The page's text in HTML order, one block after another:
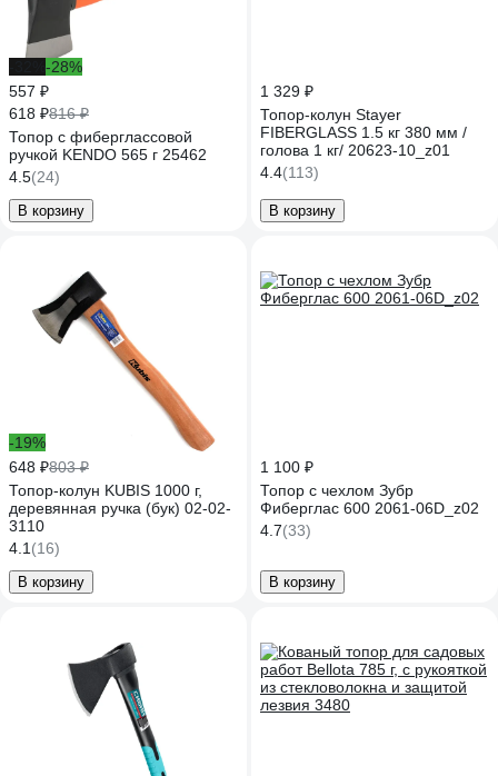
-28%
557 ₽
618 ₽816 ₽
Топор c фиберглассовой
ручкой KENDO 565 г 25462
4.5(24)
В корзину
1 329 ₽
Топор-колун Stayer
FIBERGLASS 1.5 кг 380 мм /
голова 1 кг/ 20623-10_z01
4.4(113)
В корзину
-19%
648 ₽803 ₽
Топор-колун KUBIS 1000 г,
деревянная ручка (бук) 02-02-
3110
4.1 (16)
В корзину
1 100 ₽
Топор с чехлом Зубр
Фиберглас 600 2061-06D_z02
4.7(33)
В корзину